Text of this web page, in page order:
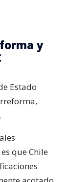
y
Estado
que Chile